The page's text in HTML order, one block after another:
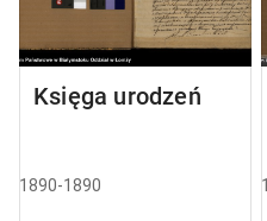
Księga urodzeń
1890-1890